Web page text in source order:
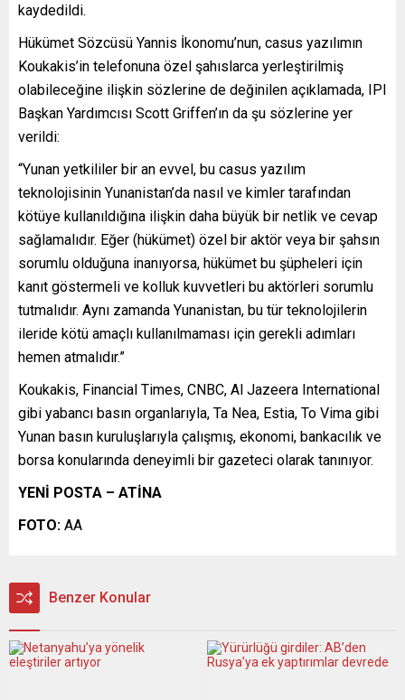
kaydedildi.
Hükümet Sözcüsü Yannis İkonomu’nun, casus yazılımın
Koukakis’in telefonuna özel şahıslarca yerleştirilmiş
olabileceğine ilişkin sözlerine de değinilen açıklamada, IPI
Başkan Yardımcısı Scott Griffen’ın da şu sözlerine yer
verildi:
“Yunan yetkililer bir an evvel, bu casus yazılım
teknolojisinin Yunanistan’da nasıl ve kimler tarafından
kötüye kullanıldığına ilişkin daha büyük bir netlik ve cevap
sağlamalıdır. Eğer (hükümet) özel bir aktör veya bir şahsın
sorumlu olduğuna inanıyorsa, hükümet bu şüpheleri için
kanıt göstermeli ve kolluk kuvvetleri bu aktörleri sorumlu
tutmalıdır. Aynı zamanda Yunanistan, bu tür teknolojilerin
ileride kötü amaçlı kullanılmaması için gerekli adımları
hemen atmalıdır.”
Koukakis, Financial Times, CNBC, Al Jazeera International
gibi yabancı basın organlarıyla, Ta Nea, Estia, To Vima gibi
Yunan basın kuruluşlarıyla çalışmış, ekonomi, bankacılık ve
borsa konularında deneyimli bir gazeteci olarak tanınıyor.
YENİ POSTA – ATİNA
FOTO: AA
Benzer Konular